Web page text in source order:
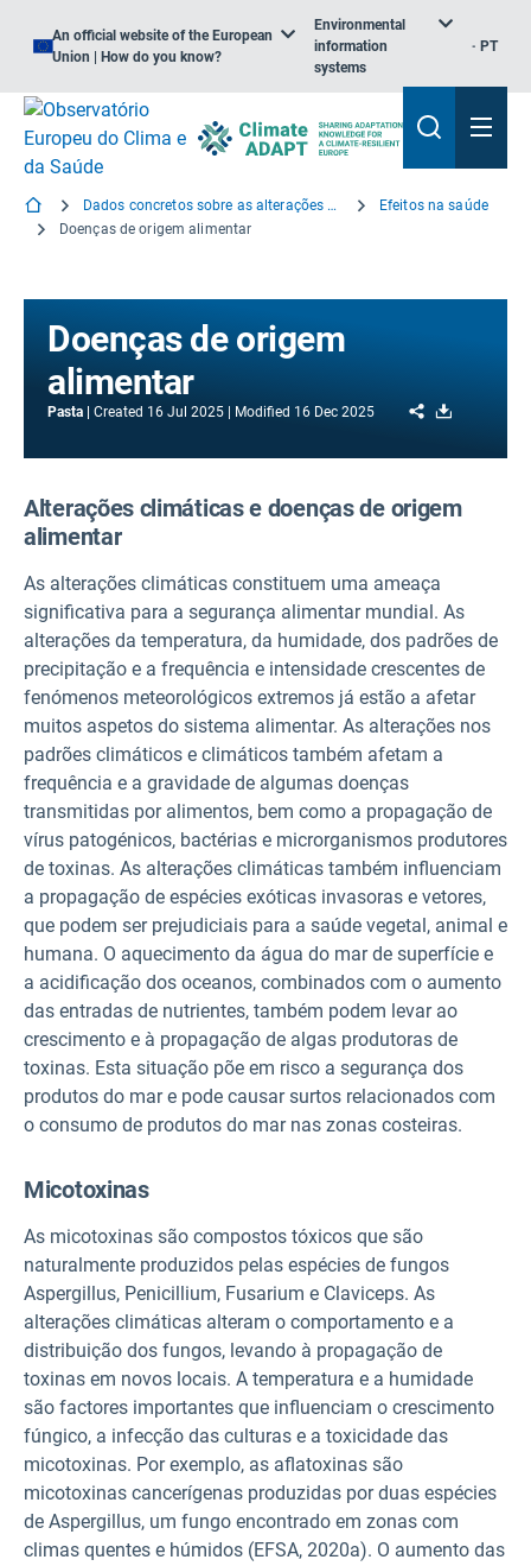
An official website of the European
Union | How do you know?
Environmental
information
systems
PT
Dados concretos sobre as alterações climáticas e a saúde
Efeitos na saúde
Doenças de origem alimentar
Doenças de origem
alimentar
Pasta Created 16 Jul 2025 Modified 16 Dec 2025 Share
Alterações climáticas e doenças de origem
alimentar
As alterações climáticas constituem uma ameaça
significativa para a segurança alimentar mundial. As
alterações da temperatura, da humidade, dos padrões de
precipitação e a frequência e intensidade crescentes de
fenómenos meteorológicos extremos já estão a afetar
muitos aspetos do sistema alimentar. As alterações nos
padrões climáticos e climáticos também afetam a
frequência e a gravidade de algumas doenças
transmitidas por alimentos, bem como a propagação de
vírus patogénicos, bactérias e microrganismos produtores
de toxinas. As alterações climáticas também influenciam
a propagação de espécies exóticas invasoras e vetores,
que podem ser prejudiciais para a saúde vegetal, animal e
humana. O aquecimento da água do mar de superfície e
a acidificação dos oceanos, combinados com o aumento
das entradas de nutrientes, também podem levar ao
crescimento e à propagação de algas produtoras de
toxinas. Esta situação põe em risco a segurança dos
produtos do mar e pode causar surtos relacionados com
o consumo de produtos do mar nas zonas costeiras.
Micotoxinas
As micotoxinas são compostos tóxicos que são
naturalmente produzidos pelas espécies de fungos
Aspergillus, Penicillium, Fusarium e Claviceps. As
alterações climáticas alteram o comportamento e a
distribuição dos fungos, levando à propagação de
toxinas em novos locais. A temperatura e a humidade
são factores importantes que influenciam o crescimento
fúngico, a infecção das culturas e a toxicidade das
micotoxinas. Por exemplo, as aflatoxinas são
micotoxinas cancerígenas produzidas por duas espécies
de Aspergillus, um fungo encontrado em zonas com
climas quentes e húmidos (EFSA, 2020a). O aumento das